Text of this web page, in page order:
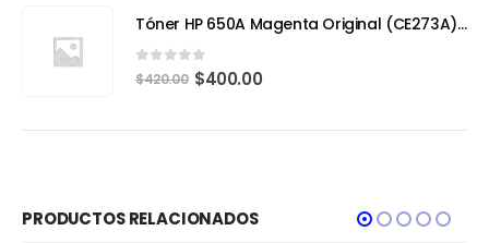
Tóner HP 650A Magenta Original (CE273A) – Calidad Profesional y Rendimiento Superior
0 out of 5
$420.00 $400.00
PRODUCTOS RELACIONADOS